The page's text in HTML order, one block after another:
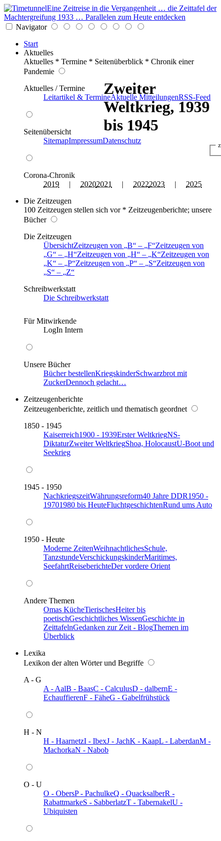
Eine Zeitreise in die Vergangenheit … die Zeittafel der
Machtergreifung 1933 … Parallelen zum Heute entdecken
Navigator
Start
Aktuelles
Aktuelles * Termine * Seitenüberblick * Chronik einer
Pandemie
Aktuelles / Termine
Leitartikel & TermineAktuelle MitteilungenRSS-Feed
Seitenübersicht
SitemapImpressumDatenschutz
Corona-Chronik
2019 | 20202021 | 20222023 | 2025
Die Zeitzeugen
100 Zeitzeugen stellen sich vor * Zeitzeugenberichte; unsere
Bücher
Die Zeitzeugen
ÜbersichtZeitzeugen von B – F Zeitzeugen von
G
– H Zeitzeugen von H – K Zeitzeugen von
K
– P Zeitzeugen von P – S Zeitzeugen von
S
–
Z
Schreibwerkstatt
Die Schreibwerkstatt
Für Mitwirkende
LogIn Intern
Unsere Bücher
Bücher bestellenKriegskinderSchwarzbrot mit
ZuckerDennoch gelacht…
Zeitzeugenberichte
Zeitzeugenberichte, zeitlich und thematisch geordnet
1850 - 1945
Kaiserreich1900 - 1939Erster WeltkriegNS-
DiktaturZweiter WeltkriegShoa, HolocaustU-Boot und
Seekrieg
1945 - 1950
NachkriegszeitWährungsreform40 Jahre DDR1950 -
19701980 bis HeuteFluchtgeschichtenRund ums Auto
1950 - Heute
Moderne ZeitenWeihnachtlichesSchule,
TanzstundeVerschickungskinderMaritimes,
SeefahrtReiseberichteDer vordere Orient
Andere Themen
Omas KücheTierischesHeiter bis
poetischGeschichtliches WissenGeschichte in
ZeittafelnGedanken zur Zeit - BlogThemen im
Überblick
Lexika
Lexikon der alten Wörter und Begriffe
A - G
A - AalB - BaasC - CalculusD - dalbernE -
EchauffierenF - FäheG - Gabelfrühstück
H - N
H - HaarnetzI - IbexJ - JachK - KaapL - LaberdanM -
MachorkaN - Nabob
O - U
O - ObersP - PachulkeQ - QuacksalberR -
RabattmarkeS - SabberlatzT - TabernakelU -
Ubiquisten
Zweiter
Weltkrieg, 1939
bis 1945